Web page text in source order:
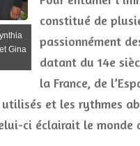
Gina
constitué de
passionnément
datant du 14e
la France, de
et les rythmes
ci éclairait le monde